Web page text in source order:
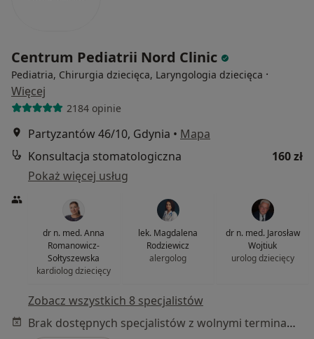
Centrum Pediatrii Nord Clinic
Pediatria, Chirurgia dziecięca, Laryngologia dziecięca ·
Więcej
2184 opinie
Partyzantów 46/10, Gdynia • Mapa
Konsultacja stomatologiczna
160 zł
Pokaż więcej usług
dr n. med. Anna
Romanowicz-
Sołtyszewska
kardiolog dziecięcy
lek. Magdalena
Rodziewicz
alergolog
dr n. med. Jarosław
Wojtiuk
urolog dziecięcy
Zobacz wszystkich 8 specjalistów
Brak dostępnych specjalistów z wolnymi terminami w tym centrum medycznym.